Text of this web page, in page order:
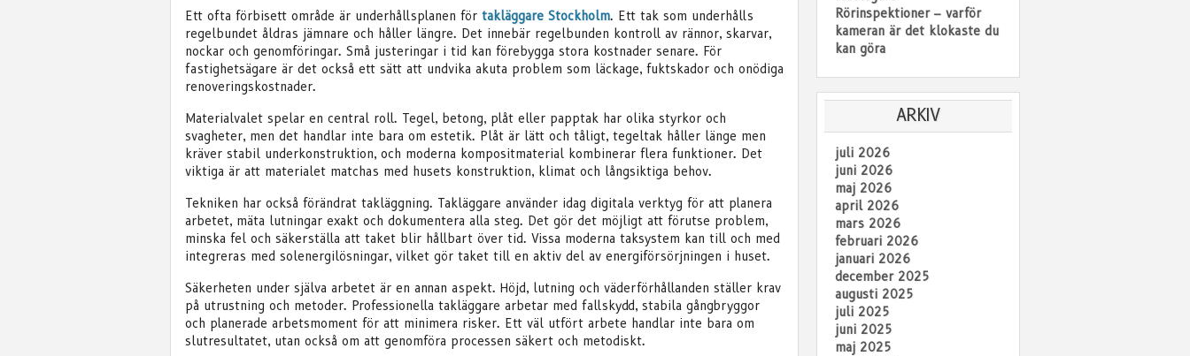
Ett ofta förbisett område är underhållsplanen för takläggare Stockholm. Ett tak som underhålls
regelbundet åldras jämnare och håller längre. Det innebär regelbunden kontroll av rännor, skarvar,
nockar och genomföringar. Små justeringar i tid kan förebygga stora kostnader senare. För
fastighetsägare är det också ett sätt att undvika akuta problem som läckage, fuktskador och onödiga
renoveringskostnader.
Materialvalet spelar en central roll. Tegel, betong, plåt eller papptak har olika styrkor och
svagheter, men det handlar inte bara om estetik. Plåt är lätt och tåligt, tegeltak håller länge men
kräver stabil underkonstruktion, och moderna kompositmaterial kombinerar flera funktioner. Det
viktiga är att materialet matchas med husets konstruktion, klimat och långsiktiga behov.
Tekniken har också förändrat takläggning. Takläggare använder idag digitala verktyg för att planera
arbetet, mäta lutningar exakt och dokumentera alla steg. Det gör det möjligt att förutse problem,
minska fel och säkerställa att taket blir hållbart över tid. Vissa moderna taksystem kan till och med
integreras med solenergilösningar, vilket gör taket till en aktiv del av energiförsörjningen i huset.
Säkerheten under själva arbetet är en annan aspekt. Höjd, lutning och väderförhållanden ställer krav
på utrustning och metoder. Professionella takläggare arbetar med fallskydd, stabila gångbryggor
och planerade arbetsmoment för att minimera risker. Ett väl utfört arbete handlar inte bara om
slutresultatet, utan också om att genomföra processen säkert och metodiskt.
Rörinspektioner – varför
kameran är det klokaste du
kan göra
ARKIV
juli 2026
juni 2026
maj 2026
april 2026
mars 2026
februari 2026
januari 2026
december 2025
augusti 2025
juli 2025
juni 2025
maj 2025